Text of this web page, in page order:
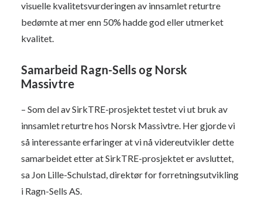
visuelle kvalitetsvurderingen av innsamlet returtre
bedømte at mer enn 50% hadde god eller utmerket
kvalitet.
Samarbeid Ragn-Sells og Norsk
Massivtre
– Som del av SirkTRE-prosjektet testet vi ut bruk av
innsamlet returtre hos Norsk Massivtre. Her gjorde vi
så interessante erfaringer at vi nå videreutvikler dette
samarbeidet etter at SirkTRE-prosjektet er avsluttet,
sa Jon Lille-Schulstad, direktør for forretningsutvikling
i Ragn-Sells AS.